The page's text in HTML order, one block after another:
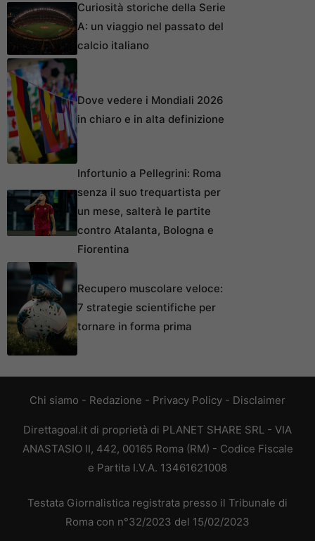
Curiosità storiche della Serie
A: un viaggio nel passato del
calcio italiano
Dove vedere i Mondiali 2026
in chiaro e in alta definizione
Infortunio a Pellegrini: Roma
senza il suo trequartista per
un mese, salterà le partite
contro Atalanta, Bologna e
Fiorentina
Recupero muscolare veloce:
7 strategie scientifiche per
tornare in forma prima
Chi siamo - Redazione - Privacy Policy - Disclaimer
Direttagoal.it di proprietà di PLANET SHARE SRL - VIA
ANASTASIO II, 442, 00165 Roma (RM) - Codice Fiscale
e Partita I.V.A. 13461621008
Testata Giornalistica registrata presso il Tribunale di
Roma con n°32/2023 del 15/02/2023